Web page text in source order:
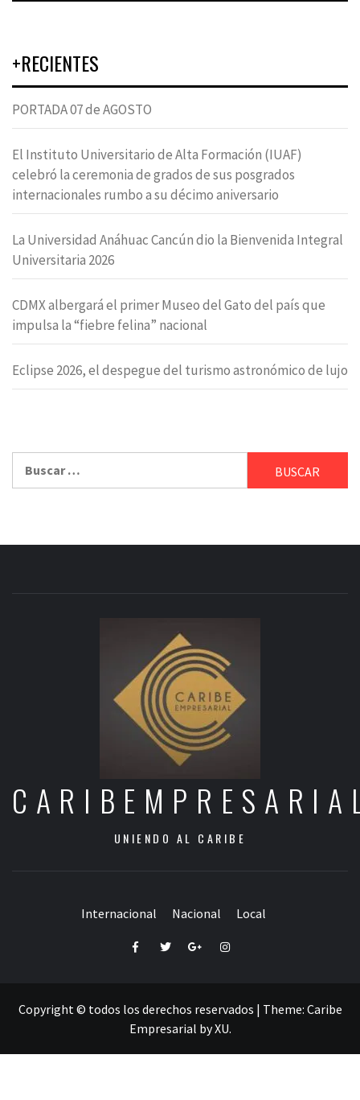
+RECIENTES
PORTADA 07 de AGOSTO
El Instituto Universitario de Alta Formación (IUAF)
celebró la ceremonia de grados de sus posgrados
internacionales rumbo a su décimo aniversario
La Universidad Anáhuac Cancún dio la Bienvenida Integral
Universitaria 2026
CDMX albergará el primer Museo del Gato del país que
impulsa la “fiebre felina” nacional
Eclipse 2026, el despegue del turismo astronómico de lujo
UNIENDO AL CARIBE
Internacional Nacional Local
FacebookTwitterGoogle+Instagram
Copyright © todos los derechos reservados | Theme: Caribe
Empresarial byXU.